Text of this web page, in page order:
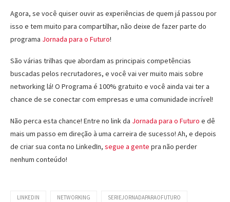
Agora, se você quiser ouvir as experiências de quem já passou por
isso e tem muito para compartilhar, não deixe de fazer parte do
programa Jornada para o Futuro!
São várias trilhas que abordam as principais competências
buscadas pelos recrutadores, e você vai ver muito mais sobre
networking lá! O Programa é 100% gratuito e você ainda vai ter a
chance de se conectar com empresas e uma comunidade incrível!
Não perca esta chance! Entre no link da Jornada para o Futuro e dê
mais um passo em direção à uma carreira de sucesso! Ah, e depois
de criar sua conta no LinkedIn, segue a gente pra não perder
nenhum conteúdo!
LINKEDIN NETWORKING SERIEJORNADAPARAOFUTURO